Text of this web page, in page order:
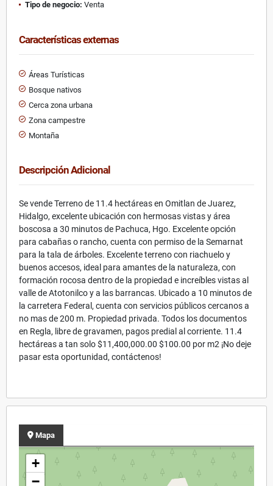
Tipo de negocio: Venta
Características externas
Áreas Turísticas
Bosque nativos
Cerca zona urbana
Zona campestre
Montaña
Descripción Adicional
Se vende Terreno de 11.4 hectáreas en Omitlan de Juarez,
Hidalgo, excelente ubicación con hermosas vistas y área
boscosa a 30 minutos de Pachuca, Hgo. Excelente opción
para cabañas o rancho, cuenta con permiso de la Semarnat
para la tala de árboles. Excelente terreno con riachuelo y
buenos accesos, ideal para amantes de la naturaleza, con
formación rocosa dentro de la propiedad e increíbles vistas al
valle de Atotonilco y a las barrancas. Ubicado a 10 minutos de
la carretera Federal, cuenta con servicios públicos cercanos a
no mas de 200 m. Propiedad privada. Todos los documentos
en Regla, libre de gravamen, pagos predial al corriente. 11.4
hectáreas a tan solo $11,400,000.00 $100.00 por m2 ¡No deje
pasar esta oportunidad, contáctenos!
Mapa
+
−